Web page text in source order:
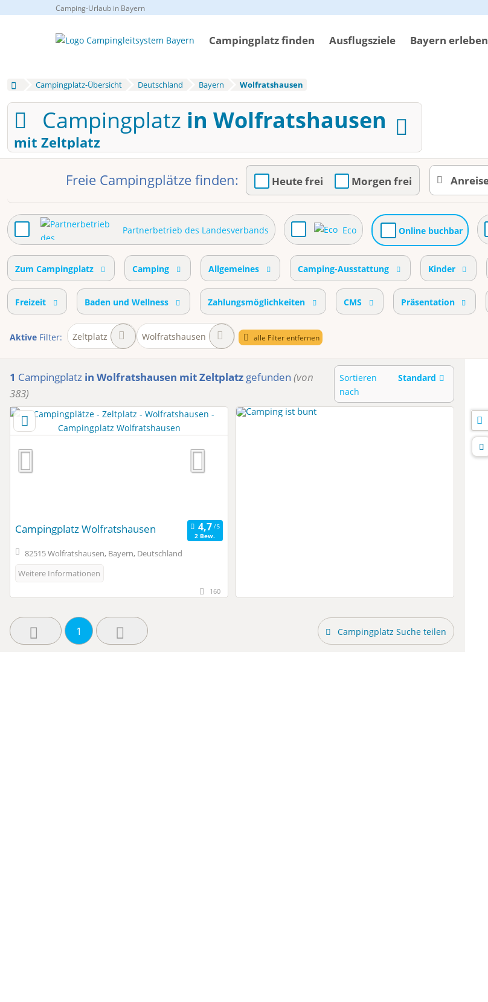
Camping-Urlaub in Bayern
Campingplatz finden Ausflugsziele Bayern erleben
Campingplatz-Übersicht Deutschland Bayern Wolfratshausen
Campingplatz in Wolfratshausen
mit Zeltplatz
Freie Campingplätze finden: Heute frei Morgen frei
Partnerbetrieb des Landesverbands Eco Online buchbar
Zum Campingplatz Camping Allgemeines Camping-Ausstattung Kinder
Freizeit Baden und Wellness Zahlungsmöglichkeiten CMS Präsentation
Aktive Filter: Zeltplatz Wolfratshausen alle Filter entfernen
1 Campingplatz in Wolfratshausen mit Zeltplatz gefunden (von
383)
Sortieren
nach
Standard
Campingplatz Wolfratshausen
2 Bew.
82515 Wolfratshausen, Bayern, Deutschland
Weitere Informationen
160
1 Campingplatz Suche teilen